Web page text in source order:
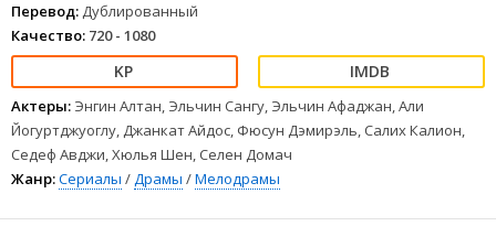
Перевод: Дублированный
Качество: 720 - 1080
Актеры: Энгин Алтан, Эльчин Сангу, Эльчин Афаджан, Али
Йогуртджуоглу, Джанкат Айдос, Фюсун Дэмирэль, Салих Калион,
Седеф Авджи, Хюлья Шен, Селен Домач
Жанр:Сериалы /Драмы /Мелодрамы